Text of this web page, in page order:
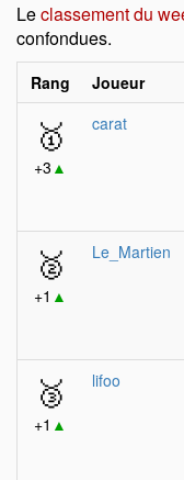
Leclassement du
confondues.
Rang Joueur
🥇
+3 ▲
carat
🥈
+1 ▲
Le_Martien
🥉
+1 ▲
lifoo